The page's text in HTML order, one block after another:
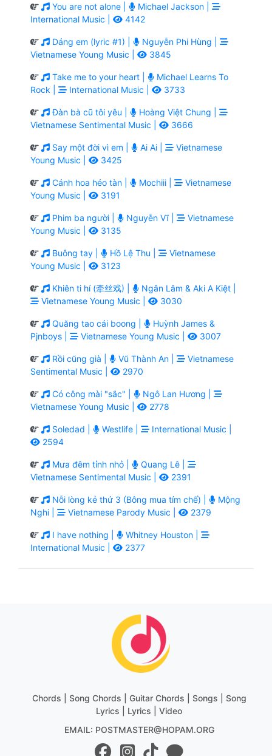
You are not alone |
Michael Jackson |
International Music |
4142
Dáng em (lyric #1) |
Nguyễn Phi Hùng |
Vietnamese Young Music |
3845
Take me to your heart |
Michael Learns To
Rock |
International Music | 3733
Đàn bà cũ tôi yêu |
Hoàng Việt Chung |
Vietnamese Sentimental Music |
3666
Say một đời vì em | Ai Ai |
Vietnamese
Young Music |
3425
Cánh hoa héo tàn | Mochiii |
Vietnamese
Young Music |
3191
Phim ba người | Nguyễn Vĩ |
Vietnamese
Young Music |
3135
Buông tay | Hồ Lệ Thu |
Vietnamese
Young Music |
3123
Khiên ti hí (牵丝戏) |
Ngân Lâm & Aki A Kiệt |
Vietnamese Young Music |
3030
Quăng tao cái boong |
Huỳnh James &
Pjnboys |
Vietnamese Young Music | 3007
Rồi cũng già | Vũ Thành An |
Vietnamese
Sentimental Music |
2970
Có công mài "sắc" |
Ngô Lan Hương |
Vietnamese Young Music |
2778
Soledad | Westlife |
International Music |
2594
Mưa đêm tỉnh nhỏ |
Quang Lê |
Vietnamese Sentimental Music |
2391
Nỗi lòng kẻ thứ 3 (Bông mua tím chế) |
Mộng
Nghi |
Vietnamese Parody Music | 2379
I have nothing |
Whitney Houston |
International Music |
2377
Chords | Song Chords | Guitar Chords | Songs | Song
Lyrics | Lyrics | Video
EMAIL: POSTMASTER@HOPAM.ORG